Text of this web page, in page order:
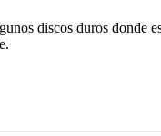
discos duros